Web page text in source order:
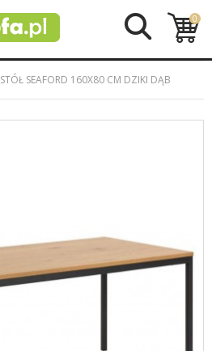
0
STÓŁ SEAFORD 160X80 CM DZIKI DĄB